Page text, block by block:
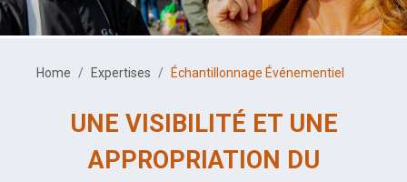
Home Expertises Échantillonnage Événementiel
UNE VISIBILITÉ ET UNE
APPROPRIATION DU